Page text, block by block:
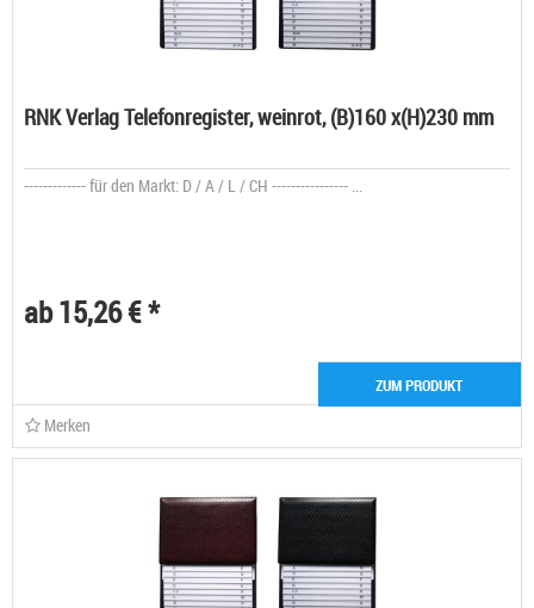
RNK Verlag Telefonregister, weinrot, (B)160 x(H)230 mm
------------- für den Markt: D / A / L / CH ---------------- ...
ab 15,26 € *
ZUM PRODUKT
Merken